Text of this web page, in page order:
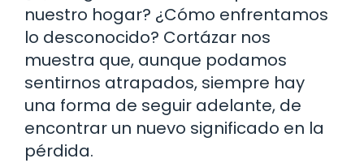
nuestro hogar? ¿Cómo enfrentamos
lo desconocido? Cortázar nos
muestra que, aunque podamos
sentirnos atrapados, siempre hay
una forma de seguir adelante, de
encontrar un nuevo significado en la
pérdida.